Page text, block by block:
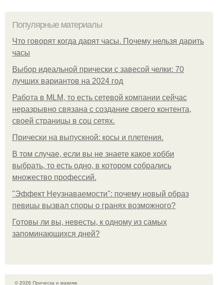
Популярные материалы
Что говорят когда дарят часы. Почему нельзя дарить
часы
Выбор идеальной прически с завесой челки: 70
лучших вариантов на 2024 год
Работа в MLM, то есть сетевой компании сейчас
неразрывно связана с создание своего контента,
своей страницы в соц сетях.
Прически на выпускной: косы и плетения.
В том случае, если вы не знаете какое хобби
выбрать, то есть одно, в котором собрались
множество профессий.
"Эффект Неузнаваемости": почему новый образ
певицы вызвал споры о гранях возможного?
Готовы ли вы, невесты, к одному из самых
запоминающихся дней?
© 2026 Прическа и макияж